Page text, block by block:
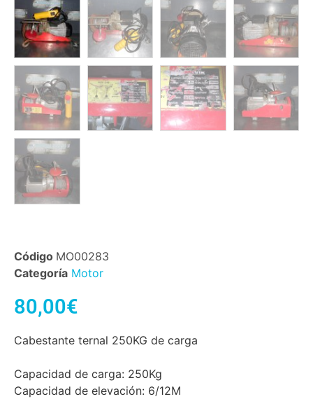
Código MO00283
Categoría Motor
80,00€
Cabestante ternal 250KG de carga
Capacidad de carga: 250Kg
Capacidad de elevación: 6/12M